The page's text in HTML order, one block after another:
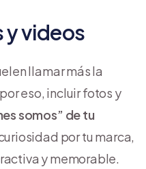
y videos
llamar más la
eso, incluir fotos y
somos” de tu
por tu marca,
y memorable.